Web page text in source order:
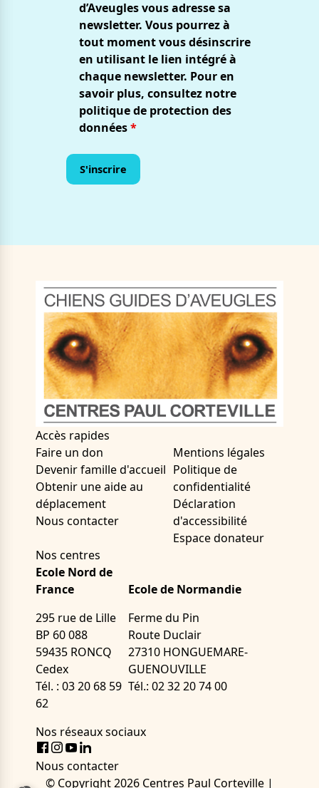
d’Aveugles vous adresse sa
newsletter. Vous pourrez à
tout moment vous désinscrire
en utilisant le lien intégré à
chaque newsletter. Pour en
savoir plus, consultez notre
politique de protection des
données*
Accès rapides
Faire un don
Devenir famille d'accueil
Obtenir une aide au
déplacement
Nous contacter
Mentions légales
Politique de
confidentialité
Déclaration
d'accessibilité
Espace donateur
Nos centres
Ecole Nord de
France
295 rue de Lille
BP 60 088
59435 RONCQ
Cedex
Tél. : 03 20 68 59
62
Ecole de Normandie
Ferme du Pin
Route Duclair
27310 HONGUEMARE-
GUENOUVILLE
Tél.: 02 32 20 74 00
Nos réseaux sociaux
Facebook
Instagram
Youtube
Nous contacter
© Copyright 2026 Centres Paul Corteville |